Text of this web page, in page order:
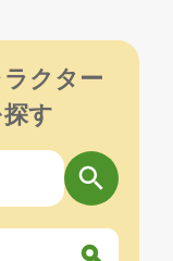
クター
探す